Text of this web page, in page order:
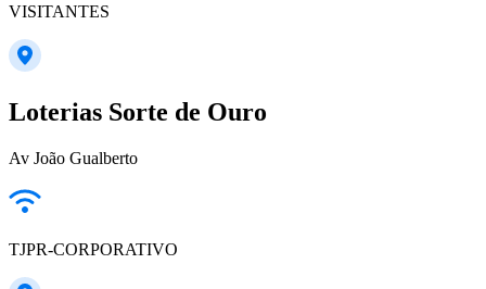
VISITANTES
Loterias Sorte de Ouro
Av João Gualberto
TJPR-CORPORATIVO